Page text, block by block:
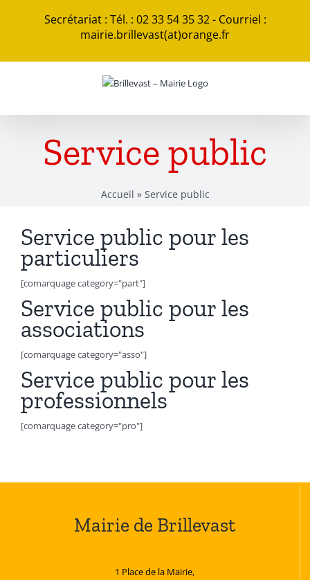
Secrétariat : Tél. : 02 33 54 35 32 - Courriel :
mairie.brillevast(at)orange.fr
Service public
Accueil » Service public
Service public pour les
particuliers
[comarquage category="part"]
Service public pour les
associations
[comarquage category="asso"]
Service public pour les
professionnels
[comarquage category="pro"]
Mairie de Brillevast
1 Place de la Mairie,